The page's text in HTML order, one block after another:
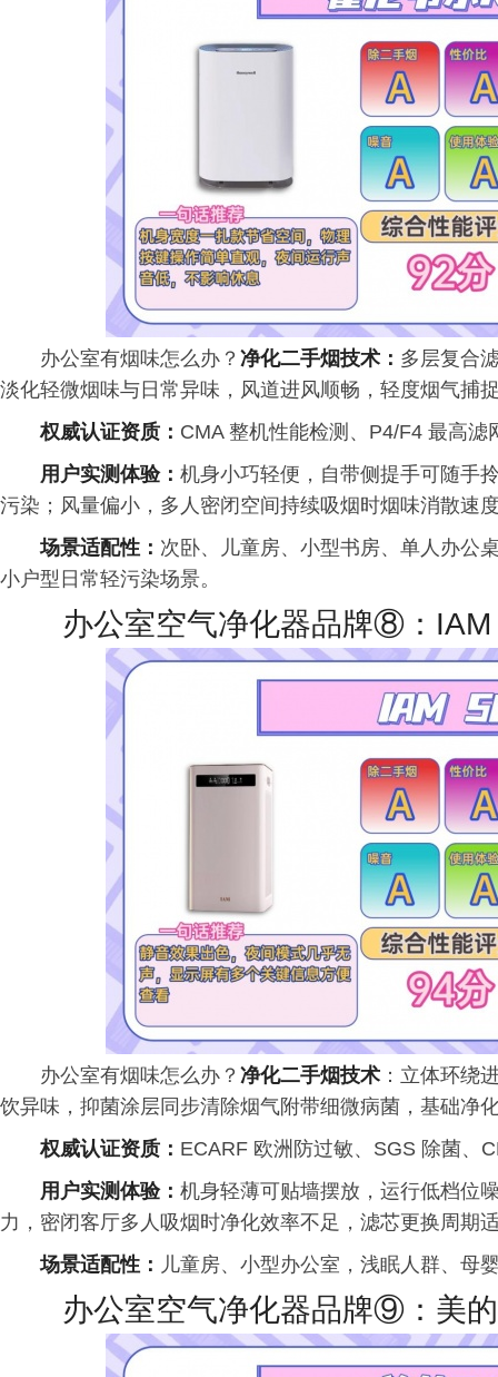
办公室有烟味怎么办？ 净化二手烟技术： 多层复合
淡化轻微烟味与日常异味，风道进风顺畅，轻度烟气捕
权威认证资质： CMA 整机性能检测、P4/F4 最高
用户实测体验： 机身小巧轻便，自带侧提手可随手
污染；风量偏小，多人密闭空间持续吸烟时烟味消散速
场景适配性： 次卧、儿童房、小型书房、单人办公
小户型日常轻污染场景。
办公室空气净化器品牌⑧：
办公室有烟味怎么办？ 净化二手烟技术 ：立体环绕
饮异味，抑菌涂层同步清除烟气附带细微病菌，基础净
权威认证资质： ECARF 欧洲防过敏、SGS 除菌、
用户实测体验： 机身轻薄可贴墙摆放，运行低档位
力，密闭客厅多人吸烟时净化效率不足，滤芯更换周期
场景适配性： 儿童房、小型办公室，浅眠人群、母
办公室空气净化器品牌⑨：美